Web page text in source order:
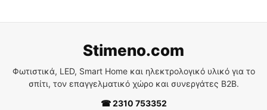
Stimeno.com
Φωτιστικά, LED, Smart Home και ηλεκτρολογικό υλικό για το
σπίτι, τον επαγγελματικό χώρο και συνεργάτες B2B.
☎ 2310 753352